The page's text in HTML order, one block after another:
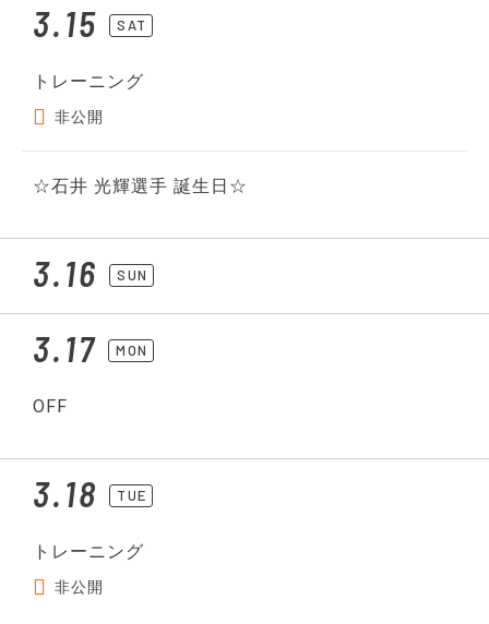
3.15 SAT
トレーニング
非公開
☆石井 光輝選手 誕生日☆
3.16 SUN
3.17 MON
OFF
3.18 TUE
トレーニング
非公開